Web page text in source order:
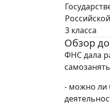
3 класса
Обзор
ФНС дала
- можно ли